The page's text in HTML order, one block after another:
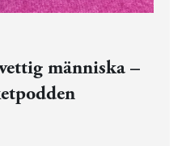
människa –